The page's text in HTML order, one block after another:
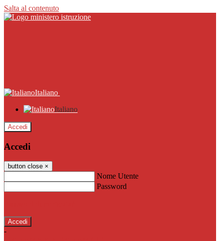
Salta al contenuto
Italiano
Italiano
Accedi
Accedi
button close ×
Nome Utente
Password
-